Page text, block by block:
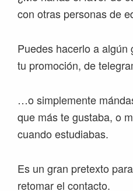
con otras personas de
Puedes hacerlo a
tu promoción, de
…o simplemente
que más te gustaba, o
cuando estudiabas.
Es un gran pretexto
retomar el contacto.